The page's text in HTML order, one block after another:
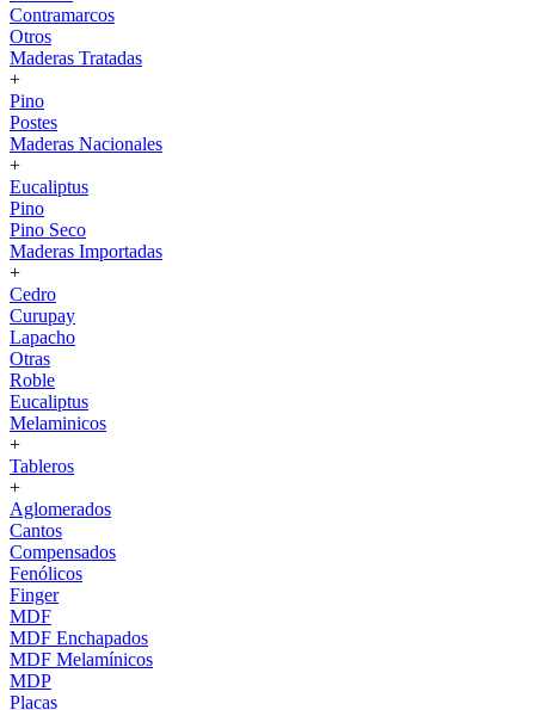
Contramarcos
Otros
Maderas Tratadas
+
Pino
Postes
Maderas Nacionales
+
Eucaliptus
Pino
Pino Seco
Maderas Importadas
+
Cedro
Curupay
Lapacho
Otras
Roble
Eucaliptus
Melaminicos
+
Tableros
+
Aglomerados
Cantos
Compensados
Fenólicos
Finger
MDF
MDF Enchapados
MDF Melamínicos
MDP
Placas